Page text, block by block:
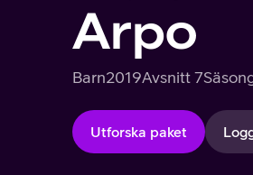
Arpo
Barn2019Avsnitt 7
Utforska paket